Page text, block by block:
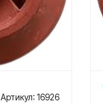
Артикул: 16926